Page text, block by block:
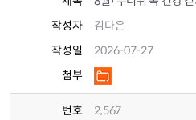
작성자
김다은
작성일
2026-07-27
첨부
번호
2,567